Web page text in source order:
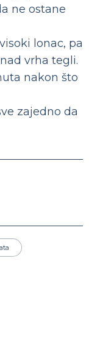
ne ostane
lonac, pa
vrha tegli.
nakon što
zajedno da